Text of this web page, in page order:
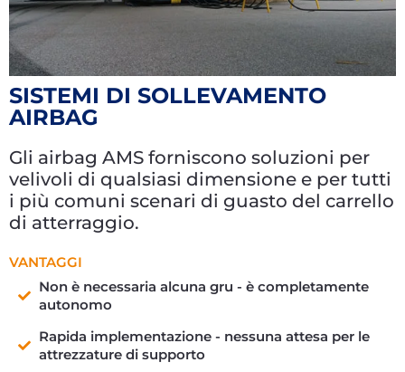
SISTEMI DI SOLLEVAMENTO
AIRBAG
Gli airbag AMS forniscono soluzioni per
velivoli di qualsiasi dimensione e per tutti
i più comuni scenari di guasto del carrello
di atterraggio.
VANTAGGI
Non è necessaria alcuna gru - è completamente
autonomo
Rapida implementazione - nessuna attesa per le
attrezzature di supporto